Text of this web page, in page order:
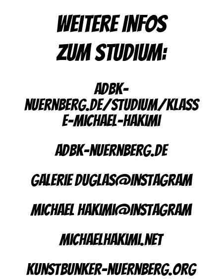
Weitere Infos
zum Studium:
adbk-
nuernberg.de/studium/klass
e-michael-hakimi
adbk-nuernberg.de
Galerie Duglas@Instagram
Michael Hakimi@Instagram
michaelhakimi.net
kunstbunker-nuernberg.org